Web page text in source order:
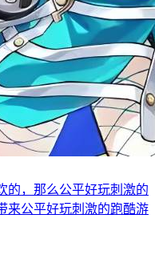
的，那么公平好玩刺激的
来公平好玩刺激的跑酷游